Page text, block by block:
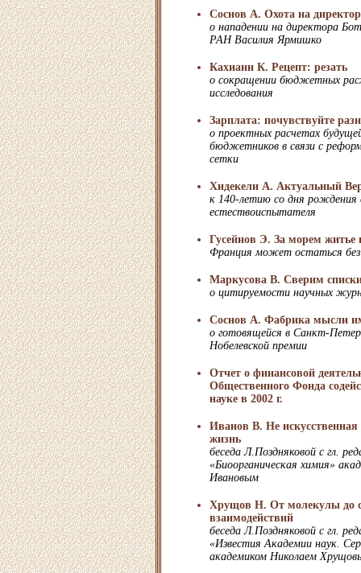
Соснов А. Охота на
о нападении на директора
РАН Василия Ярмишко
Кахиани К. Рецепт: резать
о сокращении бюджетных
исследования
Зарплата: почувствуйте
о проектных расчетах
бюджетников в связи с
сетки
Хидекели А. Актуальный
к 140-летию со дня рождения
естествоиспытателя
Гусейнов Э. За морем житье
Франция может остаться без
Маркусова В. Сверим
о цитируемости научных
Соснов А. Фабрика мысли
о готовящейся в Санкт-
Нобелевской премии
Отчет о финансовой
Общественного Фонда
науке в 2002 г.
Иванов В. Не искусственная
жизнь
беседа Л.Поздняковой с гл.
«Биоорганическая химия»
Ивановым
Хрущов Н. От молекулы до
взаимодействий
беседа Л.Поздняковой с гл.
«Известия Академии наук.
академиком Николаем